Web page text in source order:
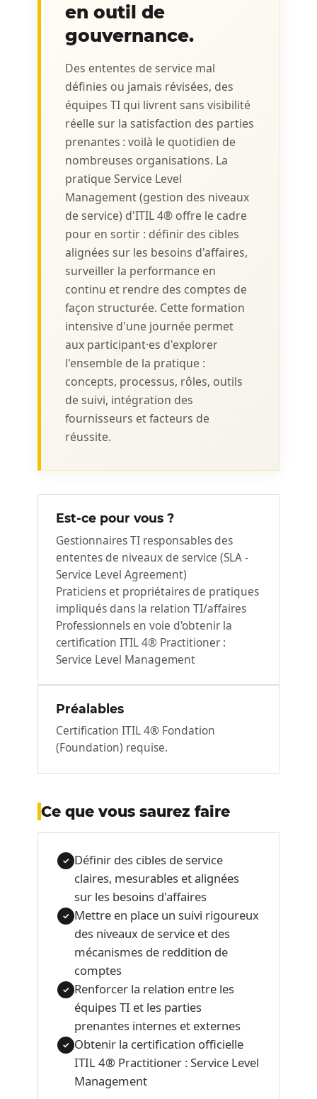
en outil de
gouvernance.
Des ententes de service mal
définies ou jamais révisées, des
équipes TI qui livrent sans visibilité
réelle sur la satisfaction des parties
prenantes : voilà le quotidien de
nombreuses organisations. La
pratique Service Level
Management (gestion des niveaux
de service) d'ITIL 4® offre le cadre
pour en sortir : définir des cibles
alignées sur les besoins d'affaires,
surveiller la performance en
continu et rendre des comptes de
façon structurée. Cette formation
intensive d'une journée permet
aux participant·es d'explorer
l'ensemble de la pratique :
concepts, processus, rôles, outils
de suivi, intégration des
fournisseurs et facteurs de
réussite.
Est-ce pour vous ?
Gestionnaires TI responsables des
ententes de niveaux de service (SLA -
Service Level Agreement)
Praticiens et propriétaires de pratiques
impliqués dans la relation TI/affaires
Professionnels en voie d'obtenir la
certification ITIL 4® Practitioner :
Service Level Management
Préalables
Certification ITIL 4® Fondation
(Foundation) requise.
Ce que vous saurez faire
✓ Définir des cibles de service
claires, mesurables et alignées
sur les besoins d'affaires
✓ Mettre en place un suivi rigoureux
des niveaux de service et des
mécanismes de reddition de
comptes
✓ Renforcer la relation entre les
équipes TI et les parties
prenantes internes et externes
✓ Obtenir la certification officielle
ITIL 4® Practitioner : Service Level
Management